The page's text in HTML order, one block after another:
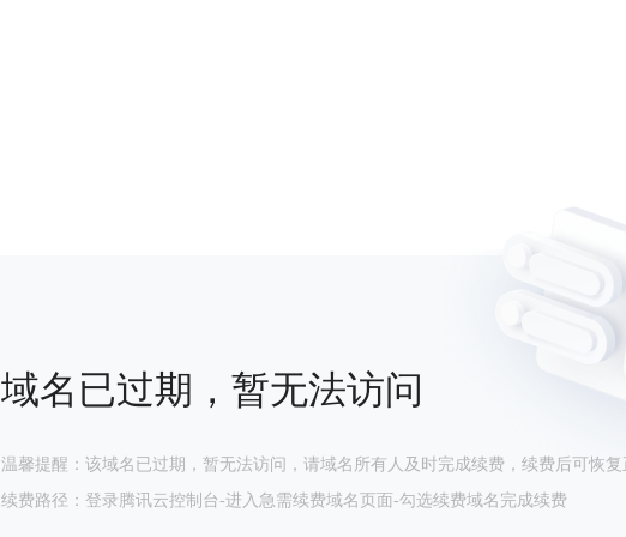
域名已过期，暂无法访问
温馨提醒：该域名已过期，暂无法访问，请域名所有人及时完成续费，续费后可恢复
续费路径：登录腾讯云控制台-进入急需续费域名页面-勾选续费域名完成续费